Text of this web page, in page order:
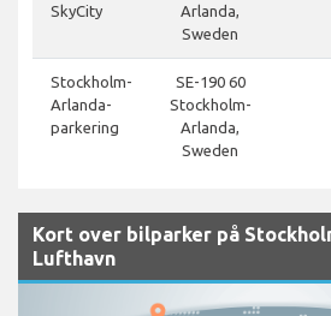
SkyCity
Arlanda,
Sweden
Stockholm-
Arlanda-
parkering
SE-190 60
Stockholm-
Arlanda,
Sweden
Kort over bilparker på
Lufthavn